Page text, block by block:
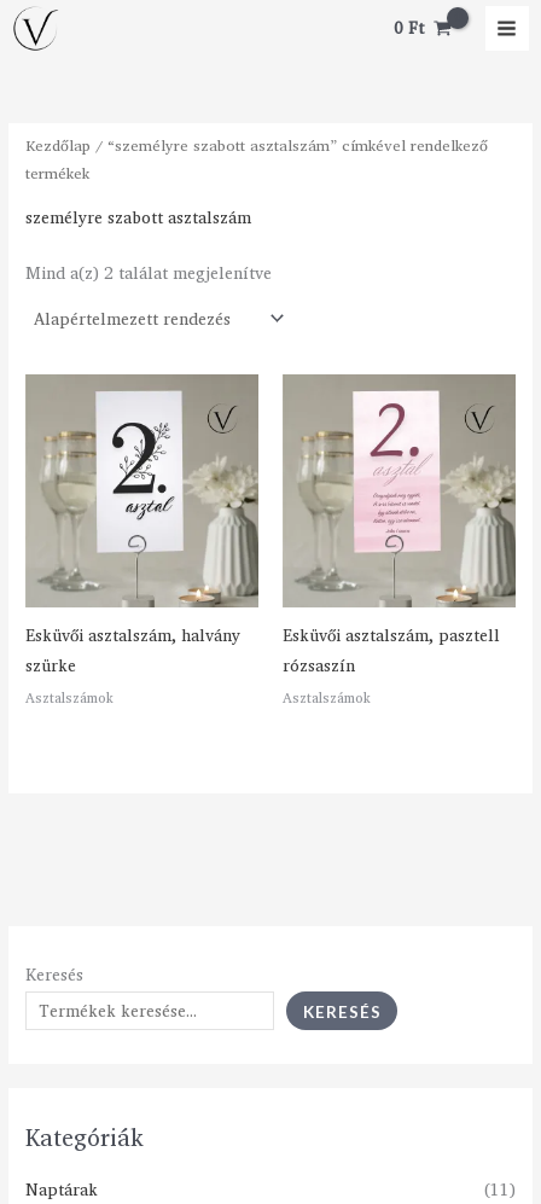
Skip
0Ft
Keresés
KERESÉS
Kategóriák
Naptárak
(11)
Kezdőlap / “személyre szabott asztalszám” címkével rendelkező
termékek
személyre szabott asztalszám
Mind a(z) 2 találat megjelenítve
Esküvői asztalszám, halvány
szürke
Asztalszámok
Esküvői asztalszám, pasztell
rózsaszín
Asztalszámok